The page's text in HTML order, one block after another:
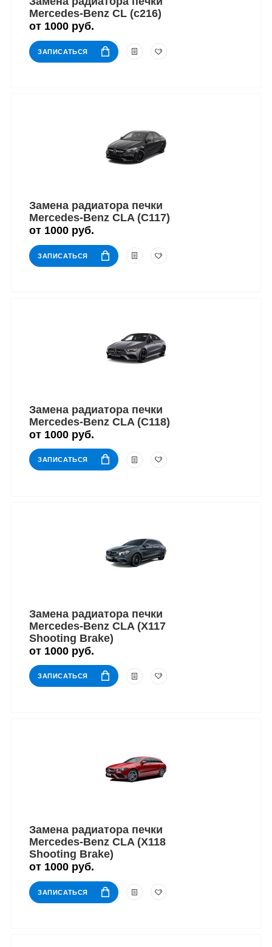
Mercedes-Benz CL (c216)
от 1000 руб.
ЗАПИСАТЬСЯ
Замена радиатора печки
Mercedes-Benz CLA (C117)
от 1000 руб.
ЗАПИСАТЬСЯ
Замена радиатора печки
Mercedes-Benz CLA (C118)
от 1000 руб.
ЗАПИСАТЬСЯ
Замена радиатора печки
Mercedes-Benz CLA (X117
Shooting Brake)
от 1000 руб.
ЗАПИСАТЬСЯ
Замена радиатора печки
Mercedes-Benz CLA (X118
Shooting Brake)
от 1000 руб.
ЗАПИСАТЬСЯ